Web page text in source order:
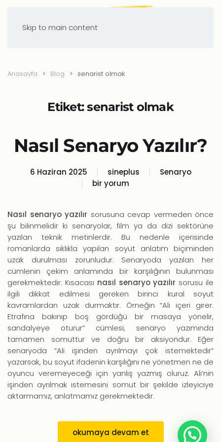
Skip to main content
Anasayfa Blog senarist olmak
Etiket:senarist olmak
Nasıl Senaryo Yazılır?
6 Haziran 2025 sineplus
Senaryo
Nasıl
Yazılır?
için
bir yorum
Nasıl senaryo yazılır sorusuna cevap vermeden önce
şu bilinmelidir ki senaryolar, film ya da dizi sektörüne
yazılan teknik metinlerdir. Bu nedenle içerisinde
romanlarda sıklıkla yapılan soyut anlatım biçiminden
uzak durulması zorunludur. Senaryoda yazılan her
cümlenin çekim anlamında bir karşılığının bulunması
gerekmektedir. Kısacası nasıl senaryo yazılır sorusu ile
ilgili dikkat edilmesi gereken birinci kural soyut
kavramlardan uzak durmaktır. Örneğin “Ali içeri girer.
Etrafına bakınıp boş gördüğü bir masaya yönelir,
sandalyeye oturur” cümlesi, senaryo yazımında
tamamen somuttur ve doğru bir aksiyondur. Eğer
senaryoda “Ali işinden ayrılmayı çok istemektedir”
yazarsak, bu soyut ifadenin karşılığını ne yönetmen ne de
oyuncu veremeyeceği için yanlış yazmış oluruz. Ali’nin
işinden ayrılmak istemesini somut bir şekilde izleyiciye
aktarmamız, anlatmamız gerekmektedir.
okumaya devam et